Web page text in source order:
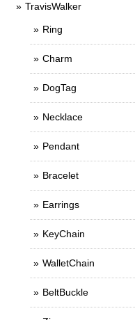
TravisWalker
Ring
Charm
DogTag
Necklace
Pendant
Bracelet
Earrings
KeyChain
WalletChain
BeltBuckle